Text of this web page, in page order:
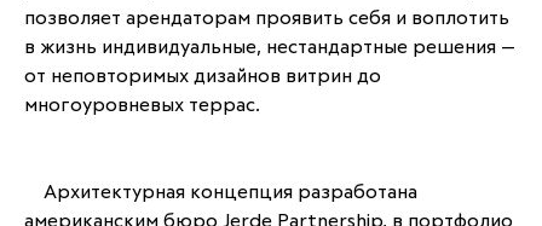
позволяет арендаторам проявить себя и воплотить
в жизнь индивидуальные, нестандартные решения —
от неповторимых дизайнов витрин до
многоуровневых террас.
американским бюро Jerde Partnership, в портфолио